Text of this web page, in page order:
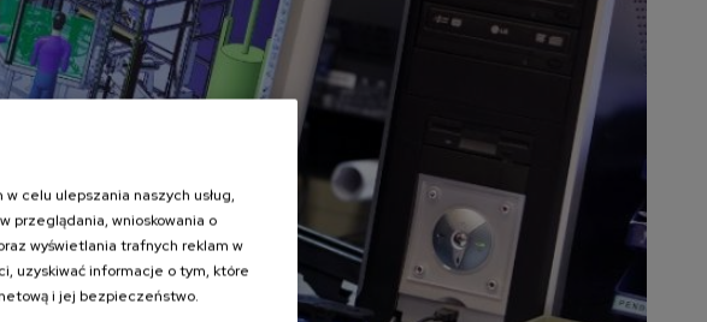
celu ulepszania naszych usług,
przeglądania, wnioskowania o
wyświetlania trafnych reklam w
uzyskiwać informacje o tym, które
i jej bezpieczeństwo.